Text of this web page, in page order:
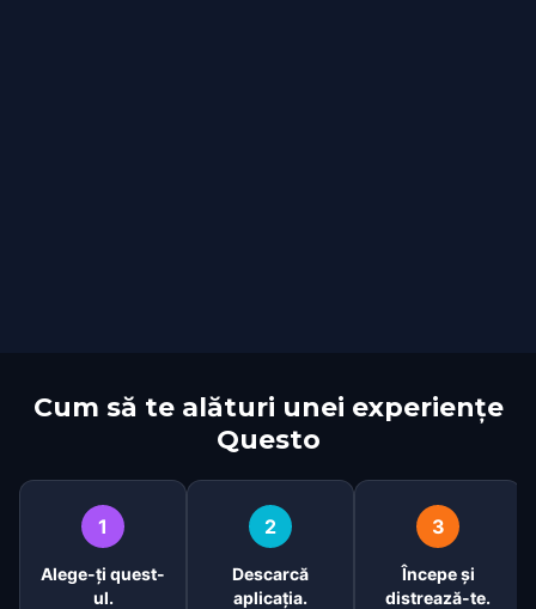
Cum să te alături unei experiențe
Questo
1
Alege-ți quest-
ul.
2
Descarcă
aplicația.
3
Începe și
distrează-te.